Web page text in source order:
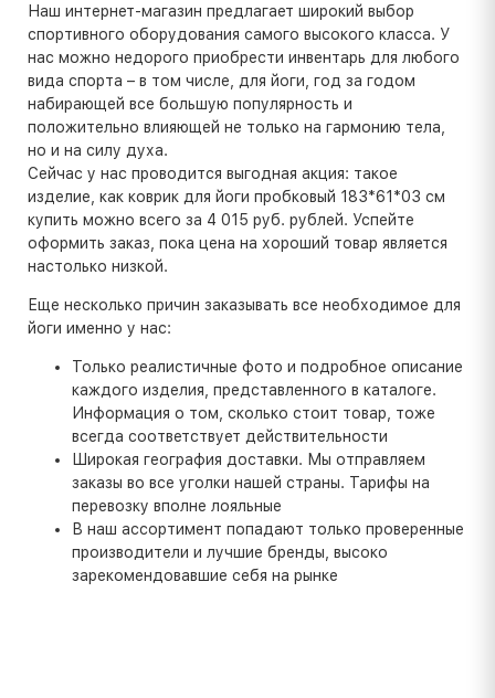
Наш интернет-магазин предлагает широкий выбор
спортивного оборудования самого высокого класса. У
нас можно недорого приобрести инвентарь для любого
вида спорта – в том числе, для йоги, год за годом
набирающей все большую популярность и
положительно влияющей не только на гармонию тела,
но и на силу духа.
Сейчас у нас проводится выгодная акция: такое
изделие, как коврик для йоги пробковый 183*61*03 см
купить можно всего за 4 015 руб. рублей. Успейте
оформить заказ, пока цена на хороший товар является
настолько низкой.
Еще несколько причин заказывать все необходимое для
йоги именно у нас:
Только реалистичные фото и подробное описание
каждого изделия, представленного в каталоге.
Информация о том, сколько стоит товар, тоже
всегда соответствует действительности
Широкая география доставки. Мы отправляем
заказы во все уголки нашей страны. Тарифы на
перевозку вполне лояльные
В наш ассортимент попадают только проверенные
производители и лучшие бренды, высоко
зарекомендовавшие себя на рынке